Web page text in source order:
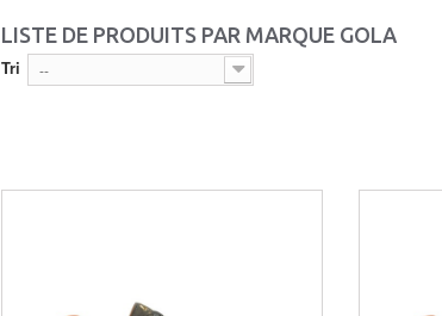
LISTE DE PRODUITS PAR MARQUE GOLA
Tri --